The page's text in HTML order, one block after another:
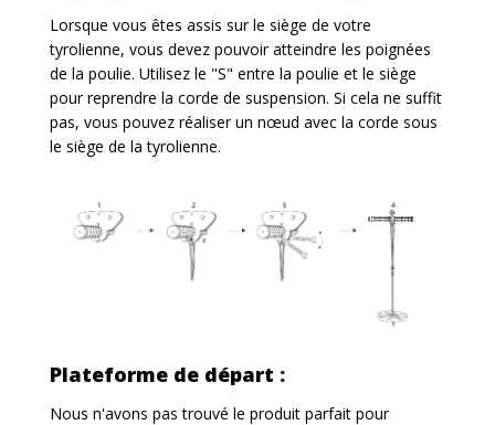
Lorsque vous êtes assis sur le siège de votre
tyrolienne, vous devez pouvoir atteindre les poignées
de la poulie. Utilisez le "S" entre la poulie et le siège
pour reprendre la corde de suspension. Si cela ne suffit
pas, vous pouvez réaliser un nœud avec la corde sous
le siège de la tyrolienne.
Plateforme de départ :
Nous n'avons pas trouvé le produit parfait pour